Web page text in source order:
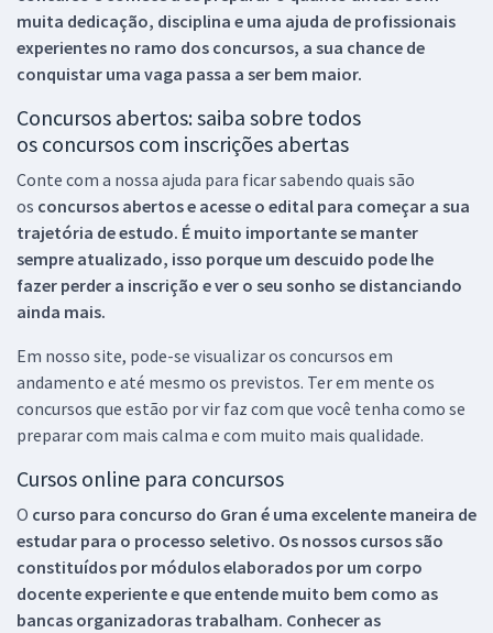
muita dedicação, disciplina e uma ajuda de profissionais
experientes no ramo dos concursos, a sua chance de
conquistar uma vaga passa a ser bem maior.
Concursos abertos: saiba sobre todos
os concursos com inscrições abertas
Conte com a nossa ajuda para ficar sabendo quais são
os concursos abertos e acesse o edital para começar a sua
trajetória de estudo. É muito importante se manter
sempre atualizado, isso porque um descuido pode lhe
fazer perder a inscrição e ver o seu sonho se distanciando
ainda mais.
Em nosso site, pode-se visualizar os concursos em
andamento e até mesmo os previstos. Ter em mente os
concursos que estão por vir faz com que você tenha como se
preparar com mais calma e com muito mais qualidade.
Cursos online para concursos
O curso para concurso do Gran é uma excelente maneira de
estudar para o processo seletivo. Os nossos cursos são
constituídos por módulos elaborados por um corpo
docente experiente e que entende muito bem como as
bancas organizadoras trabalham. Conhecer as